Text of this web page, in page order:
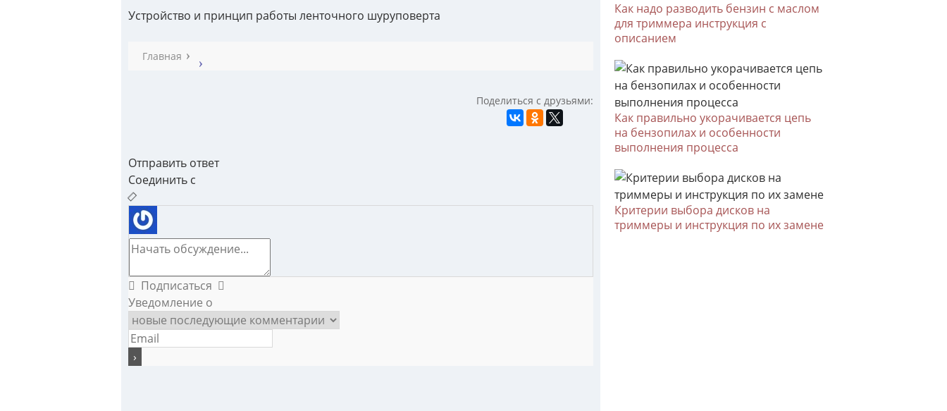
Устройство и принцип работы ленточного шуруповерта
Главная
Поделиться с друзьями:
Отправить ответ
Соединить с
Подписаться
Уведомление о
Как надо разводить бензин с маслом
для триммера инструкция с
описанием
Как правильно укорачивается цепь
на бензопилах и особенности
выполнения процесса
Критерии выбора дисков на
триммеры и инструкция по их замене